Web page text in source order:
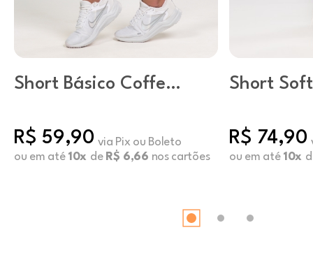
Short Básico Coffee
R$ 59,90 via Pix ou Boleto
ou em até 10x de R$ 6,66 nos cartões
Short
R$ 74,90
ou em até 10x